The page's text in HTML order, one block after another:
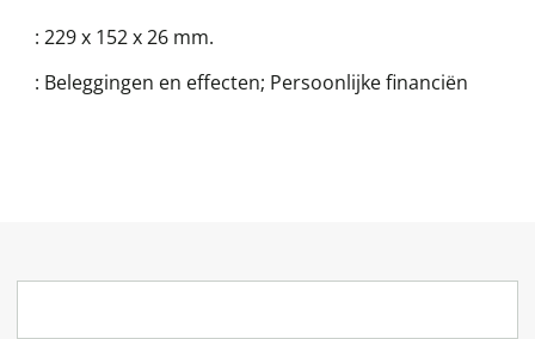
: 229 x 152 x 26 mm.
: Beleggingen en effecten; Persoonlijke financiën